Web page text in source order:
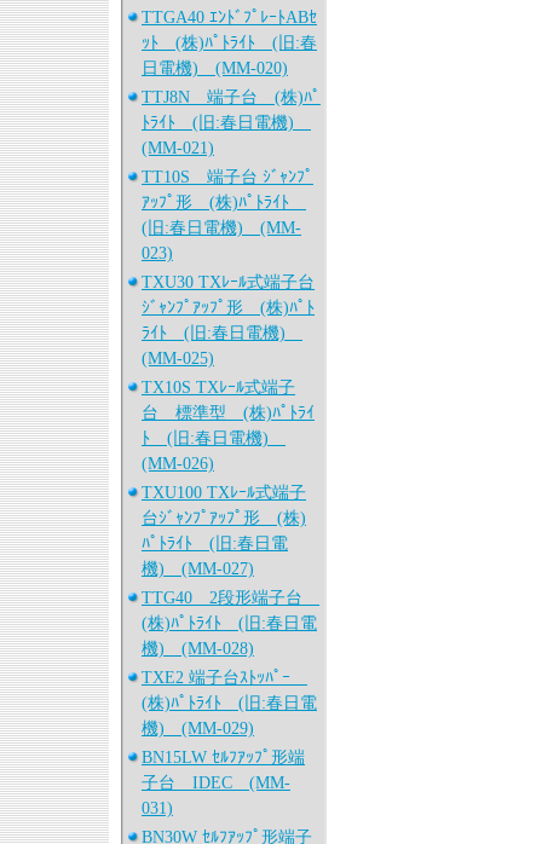
TTGA40 ｴﾝﾄﾞﾌﾟﾚｰﾄABｾ
ｯﾄ (株)ﾊﾟﾄﾗｲﾄ (旧:春
日電機) (MM-020)
TTJ8N 端子台 (株)ﾊﾟ
ﾄﾗｲﾄ (旧:春日電機)
(MM-021)
TT10S 端子台 ｼﾞｬﾝﾌﾟ
ｱｯﾌﾟ形 (株)ﾊﾟﾄﾗｲﾄ
(旧:春日電機) (MM-
023)
TXU30 TXﾚｰﾙ式端子台
ｼﾞｬﾝﾌﾟｱｯﾌﾟ形 (株)ﾊﾟﾄ
ﾗｲﾄ (旧:春日電機)
(MM-025)
TX10S TXﾚｰﾙ式端子
台 標準型 (株)ﾊﾟﾄﾗｲ
ﾄ (旧:春日電機)
(MM-026)
TXU100 TXﾚｰﾙ式端子
台ｼﾞｬﾝﾌﾟｱｯﾌﾟ形 (株)
ﾊﾟﾄﾗｲﾄ (旧:春日電
機) (MM-027)
TTG40 2段形端子台
(株)ﾊﾟﾄﾗｲﾄ (旧:春日電
機) (MM-028)
TXE2 端子台ｽﾄｯﾊﾟｰ
(株)ﾊﾟﾄﾗｲﾄ (旧:春日電
機) (MM-029)
BN15LW ｾﾙﾌｱｯﾌﾟ形端
子台 IDEC (MM-
031)
BN30W ｾﾙﾌｱｯﾌﾟ形端子